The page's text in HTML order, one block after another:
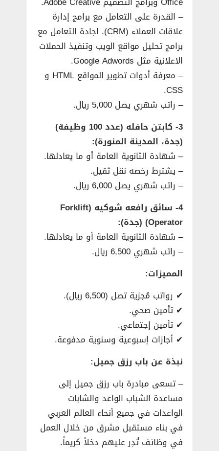
– القدرة على التعامل مع برامج إدارة
علاقات العملاء (CRM). اجادة التعامل مع
برامج تحليل مواقع الويب وتنفيذ الحملات
الاعلانية مثل Google Adwords.
– معرفة أدوات تطوير المواقع HTML و
CSS.
– راتب شهري يصل 5,000 ريال.
3- كابتن حافله (عدد 100 وظيفة)
(جدة، المدينة المنورة):
– شهادة الثانوية العامة أو ما يعادلها.
– يشترط رخصه نقل ثقيل.
– راتب شهري يصل 6,000 ريال.
4- سائق رافعه شوكيه (Forklift
Operator) (جدة):
– شهادة الثانوية العامة أو ما يعادلها.
– راتب شهري 6,500 ريال.
المميزات:
✔ رواتب مُجزية تصل (6,500 ريال).
✔ تأمين صحي.
✔ تأمين إجتماعي.
✔ أجازات إسبوعية وسنوية مدفوعة.
نبذة عن باب رزق جميل:
– تسعى مبادرة باب رزق جميل إلى
مساعدة الشباب الواعد والشابات
الواعدات في جميع أنحاء العالم العربي
في بناء مستقبل مشرق من خلال العمل
في وظائف تُدِر عليهم دخلاً كريماً.